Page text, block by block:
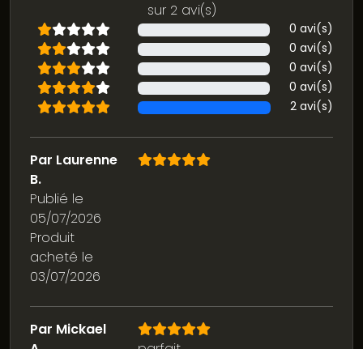
sur 2 avi(s)
0 avi(s)
0 avi(s)
0 avi(s)
0 avi(s)
2 avi(s)
Par Laurenne
B.
Publié le
05/07/2026
Produit
acheté le
03/07/2026
Par Mickael